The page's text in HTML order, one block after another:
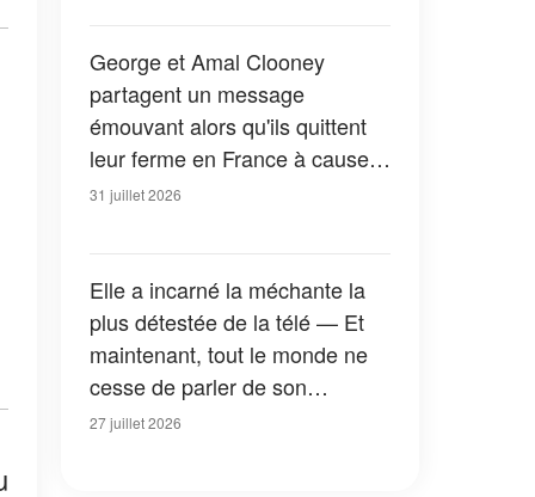
George et Amal Clooney
partagent un message
émouvant alors qu'ils quittent
leur ferme en France à cause
des feux de forêt — Tous les
31 juillet 2026
Elle a incarné la méchante la
plus détestée de la télé — Et
maintenant, tout le monde ne
cesse de parler de son
apparition dans la nouvelle
27 juillet 2026